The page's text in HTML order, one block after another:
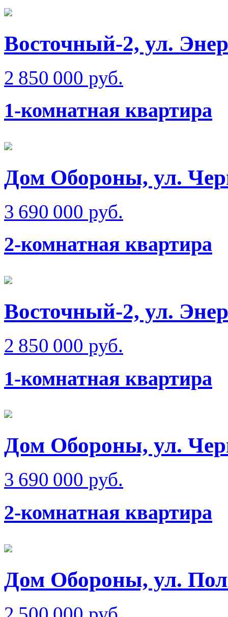
Восточный-2, ул.
2 850 000 руб.
1-комнатная квартира
Дом Обороны, ул.
3 690 000 руб.
2-комнатная квартира
Восточный-2, ул.
2 850 000 руб.
1-комнатная квартира
Дом Обороны, ул.
3 690 000 руб.
2-комнатная квартира
Дом Обороны, ул.